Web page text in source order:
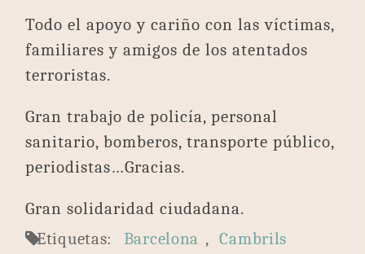
Todo el apoyo y cariño con las víctimas,
familiares y amigos de los atentados
terroristas.
Gran trabajo de policía, personal
sanitario, bomberos, transporte público,
periodistas…Gracias.
Gran solidaridad ciudadana.
Etiquetas:
Barcelona , Cambrils